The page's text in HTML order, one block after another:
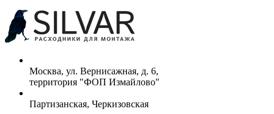
Москва, ул. Вернисажная, д. 6,
территория "ФОП Измайлово"
Партизанская, Черкизовская